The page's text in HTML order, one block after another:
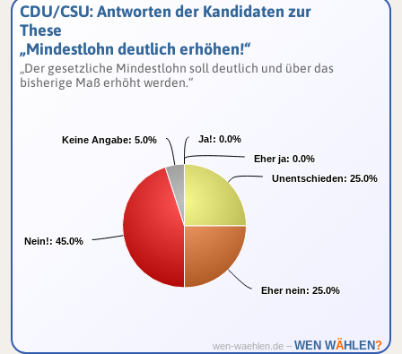
Ja!: 0.0%
Ja!: 0.0%
Eher ja: 0.0%
Eher ja: 0.0%
Unentschieden: 25.0%
Unentschieden: 25.0%
Eher nein: 25.0%
Eher nein: 25.0%
Nein!: 45.0%
Nein!: 45.0%
Keine Angabe: 5.0%
Keine Angabe: 5.0%
wen-waehlen.de – WEN WÄHLEN?
CDU/CSU: Antworten der Kandidaten zur
These
„Mindestlohn deutlich erhöhen!“
„Der gesetzliche Mindestlohn soll deutlich und über das
bisherige Maß erhöht werden.“